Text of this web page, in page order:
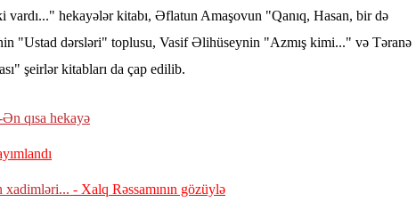
hekayələr kitabı, Əflatun Amaşovun "Qanıq, Hasan, bir də
"Ustad dərsləri" toplusu, Vasif Əlihüseynin "Azmış kimi..." və Təranə
şeirlər kitabları da çap edilib.
qısa hekayə
xadimləri... - Xalq Rəssamının gözüylə